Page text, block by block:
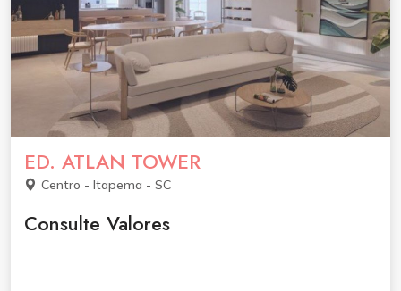
ED. ATLAN TOWER
Centro - Itapema - SC
Consulte Valores